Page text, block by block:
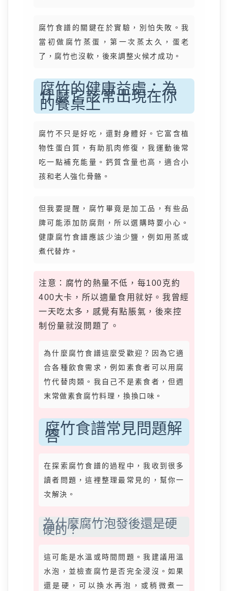
腐竹食譜的關鍵在於實驗，別怕失敗。我
當初做腐竹蒸蛋，第一次蒸太久，蛋老
了，腐竹也沒軟，後來調整火候才成功。
腐竹的健康益處：為
什麼它該常出現在你
的餐桌上
腐竹不只是好吃，還對身體好。它富含植
物性蛋白質，有助肌肉修復，我運動後常
吃一點補充能量。鈣質含量也高，適合小
孩和老人強化骨骼。
但我要提醒，腐竹畢竟是加工品，有些品
牌可能添加防腐劑，所以選購時要小心。
健康腐竹食譜應該少油少鹽，例如用蒸或
煮代替炸。
注意：腐竹的熱量不低，每100克約
400大卡，所以適量食用就好。我曾經
一天吃太多，感覺有點脹氣，後來控
制份量就沒問題了。
為什麼腐竹食譜這麼受歡迎？因為它適
合各種飲食需求，例如素食者可以用腐
竹代替肉類。我自己不是素食者，但週
末常做素食腐竹料理，換換口味。
腐竹食譜常見問題解
答
在探索腐竹食譜的過程中，我收到很多
讀者問題，這裡整理最常見的，幫你一
次解決。
為什麼腐竹泡發後還是硬
硬的？
這可能是水溫或時間問題。我建議用溫
水泡，並檢查腐竹是否完全浸沒。如果
還是硬，可以換水再泡，或稍微煮一